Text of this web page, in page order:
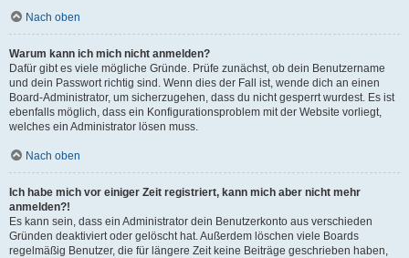
Nach oben
Warum kann ich mich nicht anmelden?
Dafür gibt es viele mögliche Gründe. Prüfe zunächst, ob dein Benutzername
und dein Passwort richtig sind. Wenn dies der Fall ist, wende dich an einen
Board-Administrator, um sicherzugehen, dass du nicht gesperrt wurdest. Es ist
ebenfalls möglich, dass ein Konfigurationsproblem mit der Website vorliegt,
welches ein Administrator lösen muss.
Nach oben
Ich habe mich vor einiger Zeit registriert, kann mich aber nicht mehr
anmelden?!
Es kann sein, dass ein Administrator dein Benutzerkonto aus verschieden
Gründen deaktiviert oder gelöscht hat. Außerdem löschen viele Boards
regelmäßig Benutzer, die für längere Zeit keine Beiträge geschrieben haben,